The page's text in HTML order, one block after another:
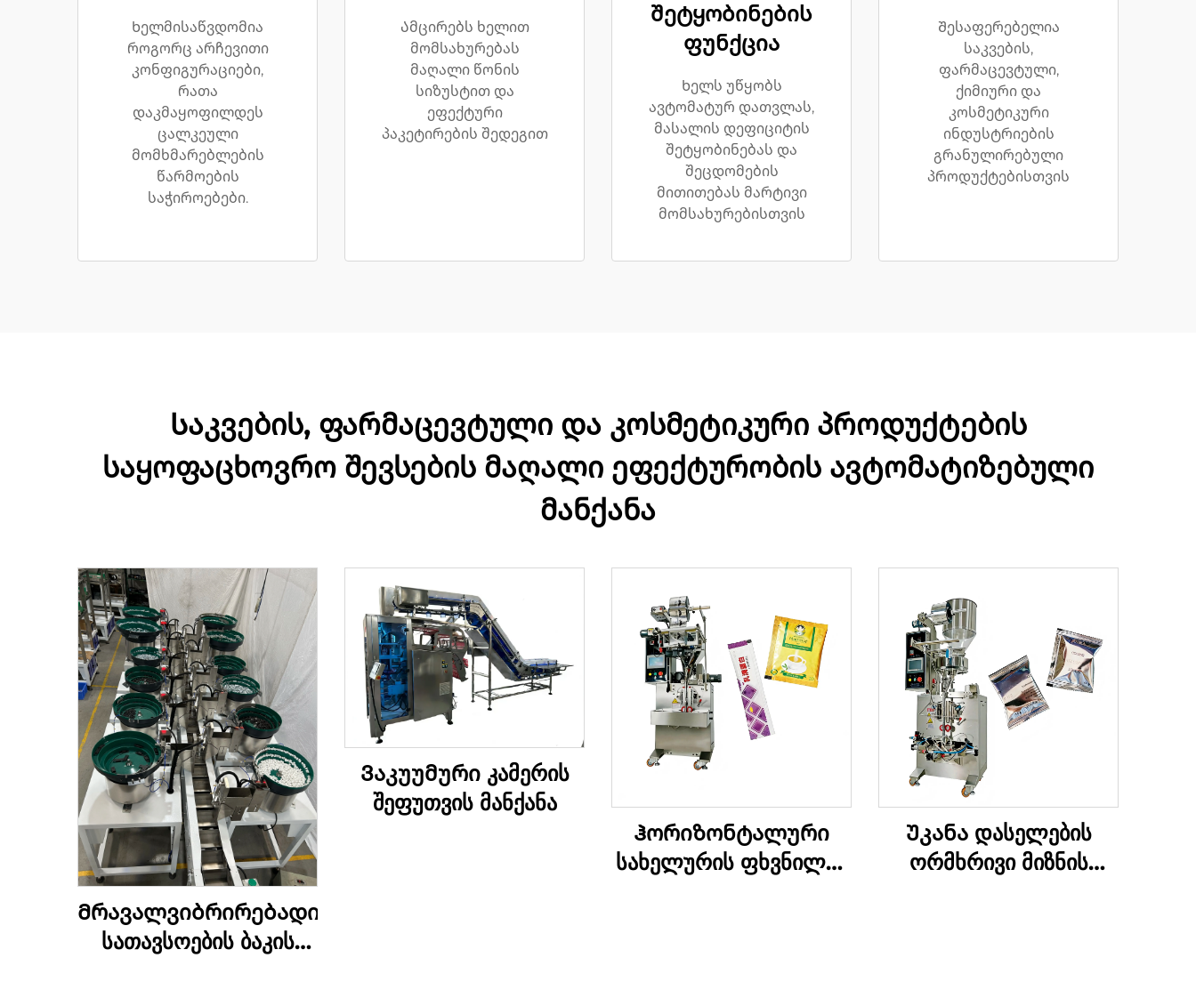
Ხელმისაწვდომია
როგორც არჩევითი
კონფიგურაციები,
რათა
დაკმაყოფილდეს
ცალკეული
მომხმარებლების
წარმოების
საჭიროებები.
Ამცირებს ხელით
მომსახურებას
მაღალი წონის
სიზუსტით და
ეფექტური
პაკეტირების შედეგით
შეტყობინების
ფუნქცია
Ხელს უწყობს
ავტომატურ დათვლას,
მასალის დეფიციტის
შეტყობინებას და
შეცდომების
მითითებას მარტივი
მომსახურებისთვის
Შესაფერებელია
საკვების,
ფარმაცევტული,
ქიმიური და
კოსმეტიკური
ინდუსტრიების
გრანულირებული
პროდუქტებისთვის
Საკვების, ფარმაცევტული და კოსმეტიკური პროდუქტების
საყოფაცხოვრო შევსების მაღალი ეფექტურობის ავტომატიზებული
მანქანა
Მრავალვიბრირებადი
სათავსოების ბაკის
Ვაკუუმური კამერის
შეფუთვის მანქანა
Ჰორიზონტალური
სახელურის ფხვნილის
Უკანა დასელების
ორმხრივი მიზნის